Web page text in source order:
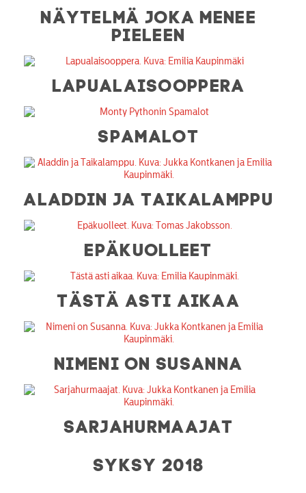
NÄYTELMÄ JOKA MENEE
PIELEEN
LAPUALAISOOPPERA
SPAMALOT
ALADDIN JA TAIKALAMPPU
EPÄKUOLLEET
TÄSTÄ ASTI AIKAA
NIMENI ON SUSANNA
SARJAHURMAAJAT
SYKSY 2018